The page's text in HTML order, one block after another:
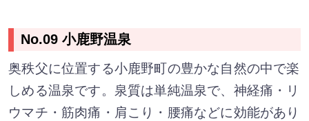
No.09 小鹿野温泉
奥秩父に位置する小鹿野町の豊かな自然の中で楽
しめる温泉です。泉質は単純温泉で、神経痛・リ
ウマチ・筋肉痛・肩こり・腰痛などに効能があり